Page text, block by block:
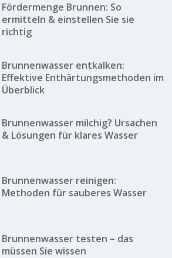
Fördermenge Brunnen: So
ermitteln & einstellen Sie sie
richtig
Brunnenwasser entkalken:
Effektive Enthärtungsmethoden im
Überblick
Brunnenwasser milchig? Ursachen
& Lösungen für klares Wasser
Brunnenwasser reinigen:
Methoden für sauberes Wasser
Brunnenwasser testen – das
müssen Sie wissen